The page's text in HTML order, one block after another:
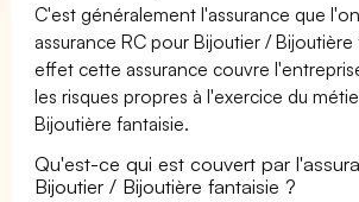
C'est généralement l'assurance que
assurance RC pour Bijoutier / Bijoutière
effet cette assurance couvre
les risques propres à l'exercice du
Bijoutière fantaisie.
Qu'est-ce qui est couvert par
Bijoutier / Bijoutière fantaisie ?